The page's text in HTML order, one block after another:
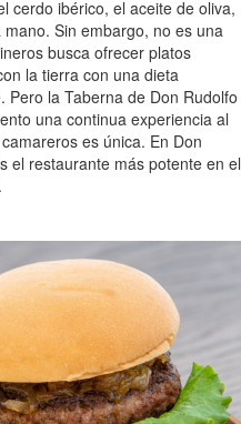
cerdo ibérico, el aceite de oliva,
Sin embargo, no es una
busca ofrecer platos
la tierra con una dieta
la Taberna de Don Rudolfo
una continua experiencia al
es única. En Don
el restaurante más potente en el